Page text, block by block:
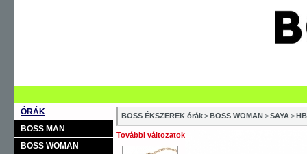
ÓRÁK
BOSS MAN
BOSS WOMAN
BOSS ÉKSZEREK órák>BOSS WOMAN>SAYA>
További változatok